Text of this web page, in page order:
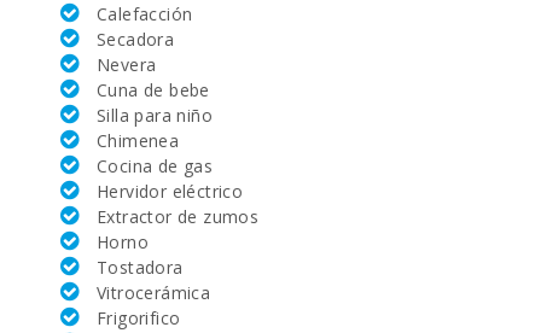
Supermarcado Juana Jaume Salom (km) :
Lago - Es Llac Gran (km):
Playa Son Baulo (km):
Playa Can Picafort (km):
Playa Torrent des Revellar (km):
Playa de Alcudia (km):
Distancia al aeropuerto (кm):
Calefacción
Secadora
Nevera
Cuna de bebe
Silla para niño
Chimenea
Cocina de gas
Hervidor eléctrico
Extractor de zumos
Horno
Tostadora
Vitrocerámica
Frigorifico